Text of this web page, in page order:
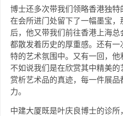
博士还多次带我们领略香港独
在会所进门处留下了一幅墨宝
后，他又带我们前往香港上海
都散发着历史的厚重感。还有
特的艺术氛围中。又有一回，
不如说我们是在欣赏其中精美
赏析艺术品的真迹，每一件展
力。
中建大厦既是叶庆良博士的诊